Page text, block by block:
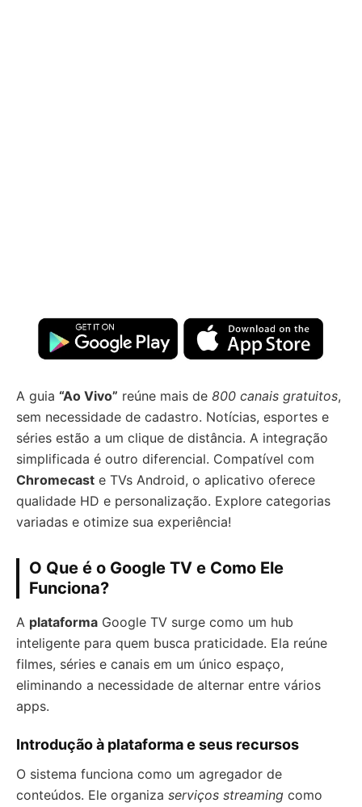
A guia “Ao Vivo” reúne mais de 800 canais gratuitos,
sem necessidade de cadastro. Notícias, esportes e
séries estão a um clique de distância. A integração
simplificada é outro diferencial. Compatível com
Chromecast e TVs Android, o aplicativo oferece
qualidade HD e personalização. Explore categorias
variadas e otimize sua experiência!
O Que é o Google TV e Como Ele
Funciona?
A plataforma Google TV surge como um hub
inteligente para quem busca praticidade. Ela reúne
filmes, séries e canais em um único espaço,
eliminando a necessidade de alternar entre vários
apps.
Introdução à plataforma e seus recursos
O sistema funciona como um agregador de
conteúdos. Ele organiza serviços streaming como